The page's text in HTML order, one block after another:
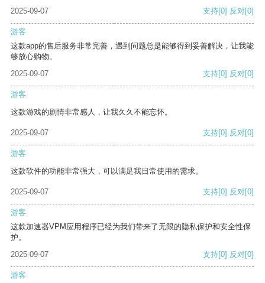
2025-09-07 支持[0] 反对[0]
游客
这款app的售后服务非常完善，遇到问题总是能够得到妥善解决，让我能
够放心购物。
2025-09-07
支持[0] 反对[0]
游客
这款游戏的剧情非常感人，让我久久不能忘怀。
2025-09-07 支持[0] 反对[0]
游客
这款软件的功能非常强大，可以满足我日常使用的需求。
2025-09-07 支持[0] 反对[0]
游客
这款加速器VPM应用程序已经为我们带来了无限的隐私保护和安全性保
护。
2025-09-07
支持[0] 反对[0]
游客